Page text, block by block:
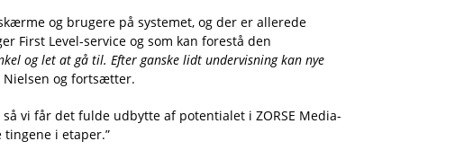
og brugere på systemet, og der er allerede
First Level-service og som kan forestå den
og let at gå til. Efter ganske lidt undervisning kan nye
og fortsætter.
vi får det fulde udbytte af potentialet i ZORSE Media-
i etaper.”